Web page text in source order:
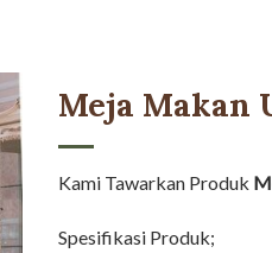
Meja Makan
Kami Tawarkan Produk
Spesifikasi Produk;